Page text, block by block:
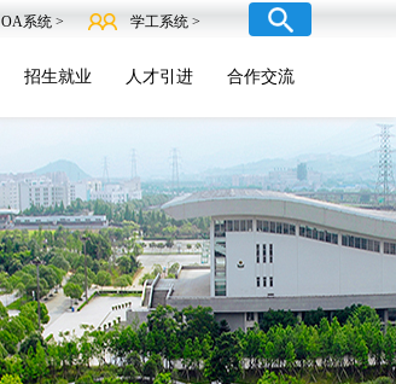
OA系统 > 学工系统 >
招生就业 人才引进 合作交流